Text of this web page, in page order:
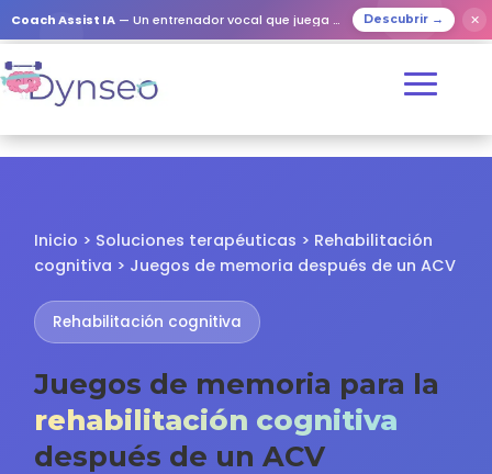
Coach Assist IA — Un entrenador vocal que juega con tus seres queridos Descubrir → ✕
Inicio > Soluciones terapéuticas > Rehabilitación
cognitiva > Juegos de memoria después de un ACV
Rehabilitación cognitiva
Juegos de memoria para la
rehabilitación cognitiva
después de un ACV